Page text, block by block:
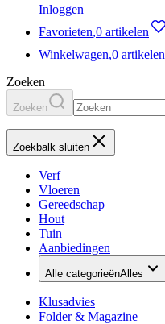
Inloggen
Favorieten,0 artikelen
Winkelwagen,0 artikelen
Zoeken
Zoeken
Zoekbalk sluiten
Verf
Vloeren
Gereedschap
Hout
Tuin
Aanbiedingen
Alle categorieënAlles
Klusadvies
Folder & Magazine